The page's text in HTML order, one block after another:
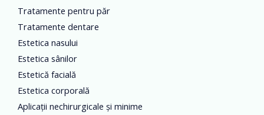
Tratamente pentru păr
Tratamente dentare
Estetica nasului
Estetica sânilor
Estetică facială
Estetica corporală
Aplicații nechirurgicale și minime